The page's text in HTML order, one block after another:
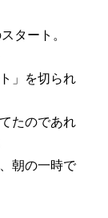
タート。
」を切られ
たのであれ
朝の一時で